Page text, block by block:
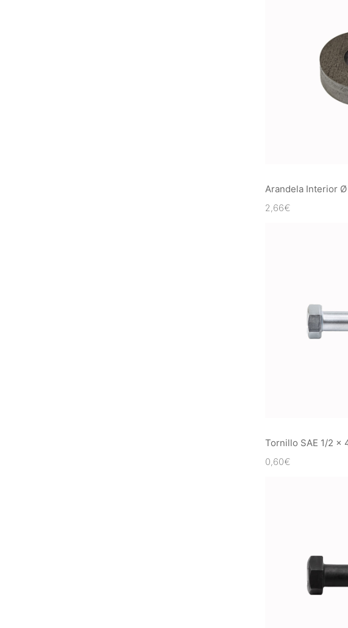
Arandela Interior
2,66€
Tornillo SAE 1/2 x
0,60€